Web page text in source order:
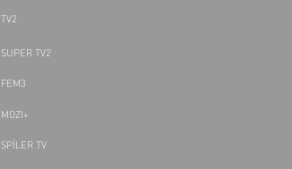
TV2
SUPER TV2
FEM3
MOZI+
SPÍLER TV